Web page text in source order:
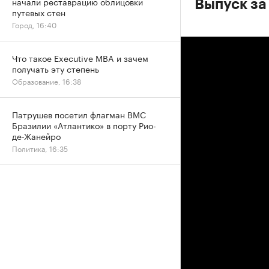
Выпуск
путевых стен
Город, 16:40
Что такое Executive MBA и зачем
получать эту степень
Образование, 16:38
Патрушев посетил флагман ВМС
Бразилии «Атлантико» в порту Рио-
де-Жанейро
Политика, 16:35